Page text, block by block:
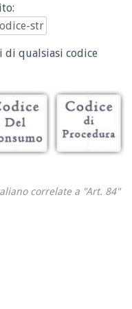
di qualsiasi codice
correlate a "Art. 84"